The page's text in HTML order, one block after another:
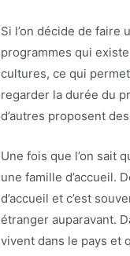
Si l’on décide de faire
programmes qui
cultures, ce qui
regarder la durée du
d’autres proposent
Une fois que l’on sait
une famille d’accueil.
d’accueil et c’est
étranger auparavant.
vivent dans le pays et